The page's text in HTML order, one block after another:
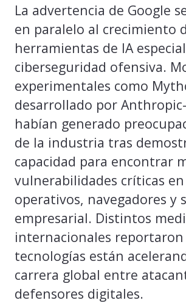
La advertencia de Google
en paralelo al crecimiento
herramientas de IA
ciberseguridad ofensiva.
experimentales como
desarrollado por
habían generado
de la industria tras
capacidad para encontrar
vulnerabilidades críticas
operativos, navegadores y
empresarial. Distintos
internacionales reportaron
tecnologías están
carrera global entre
defensores digitales.